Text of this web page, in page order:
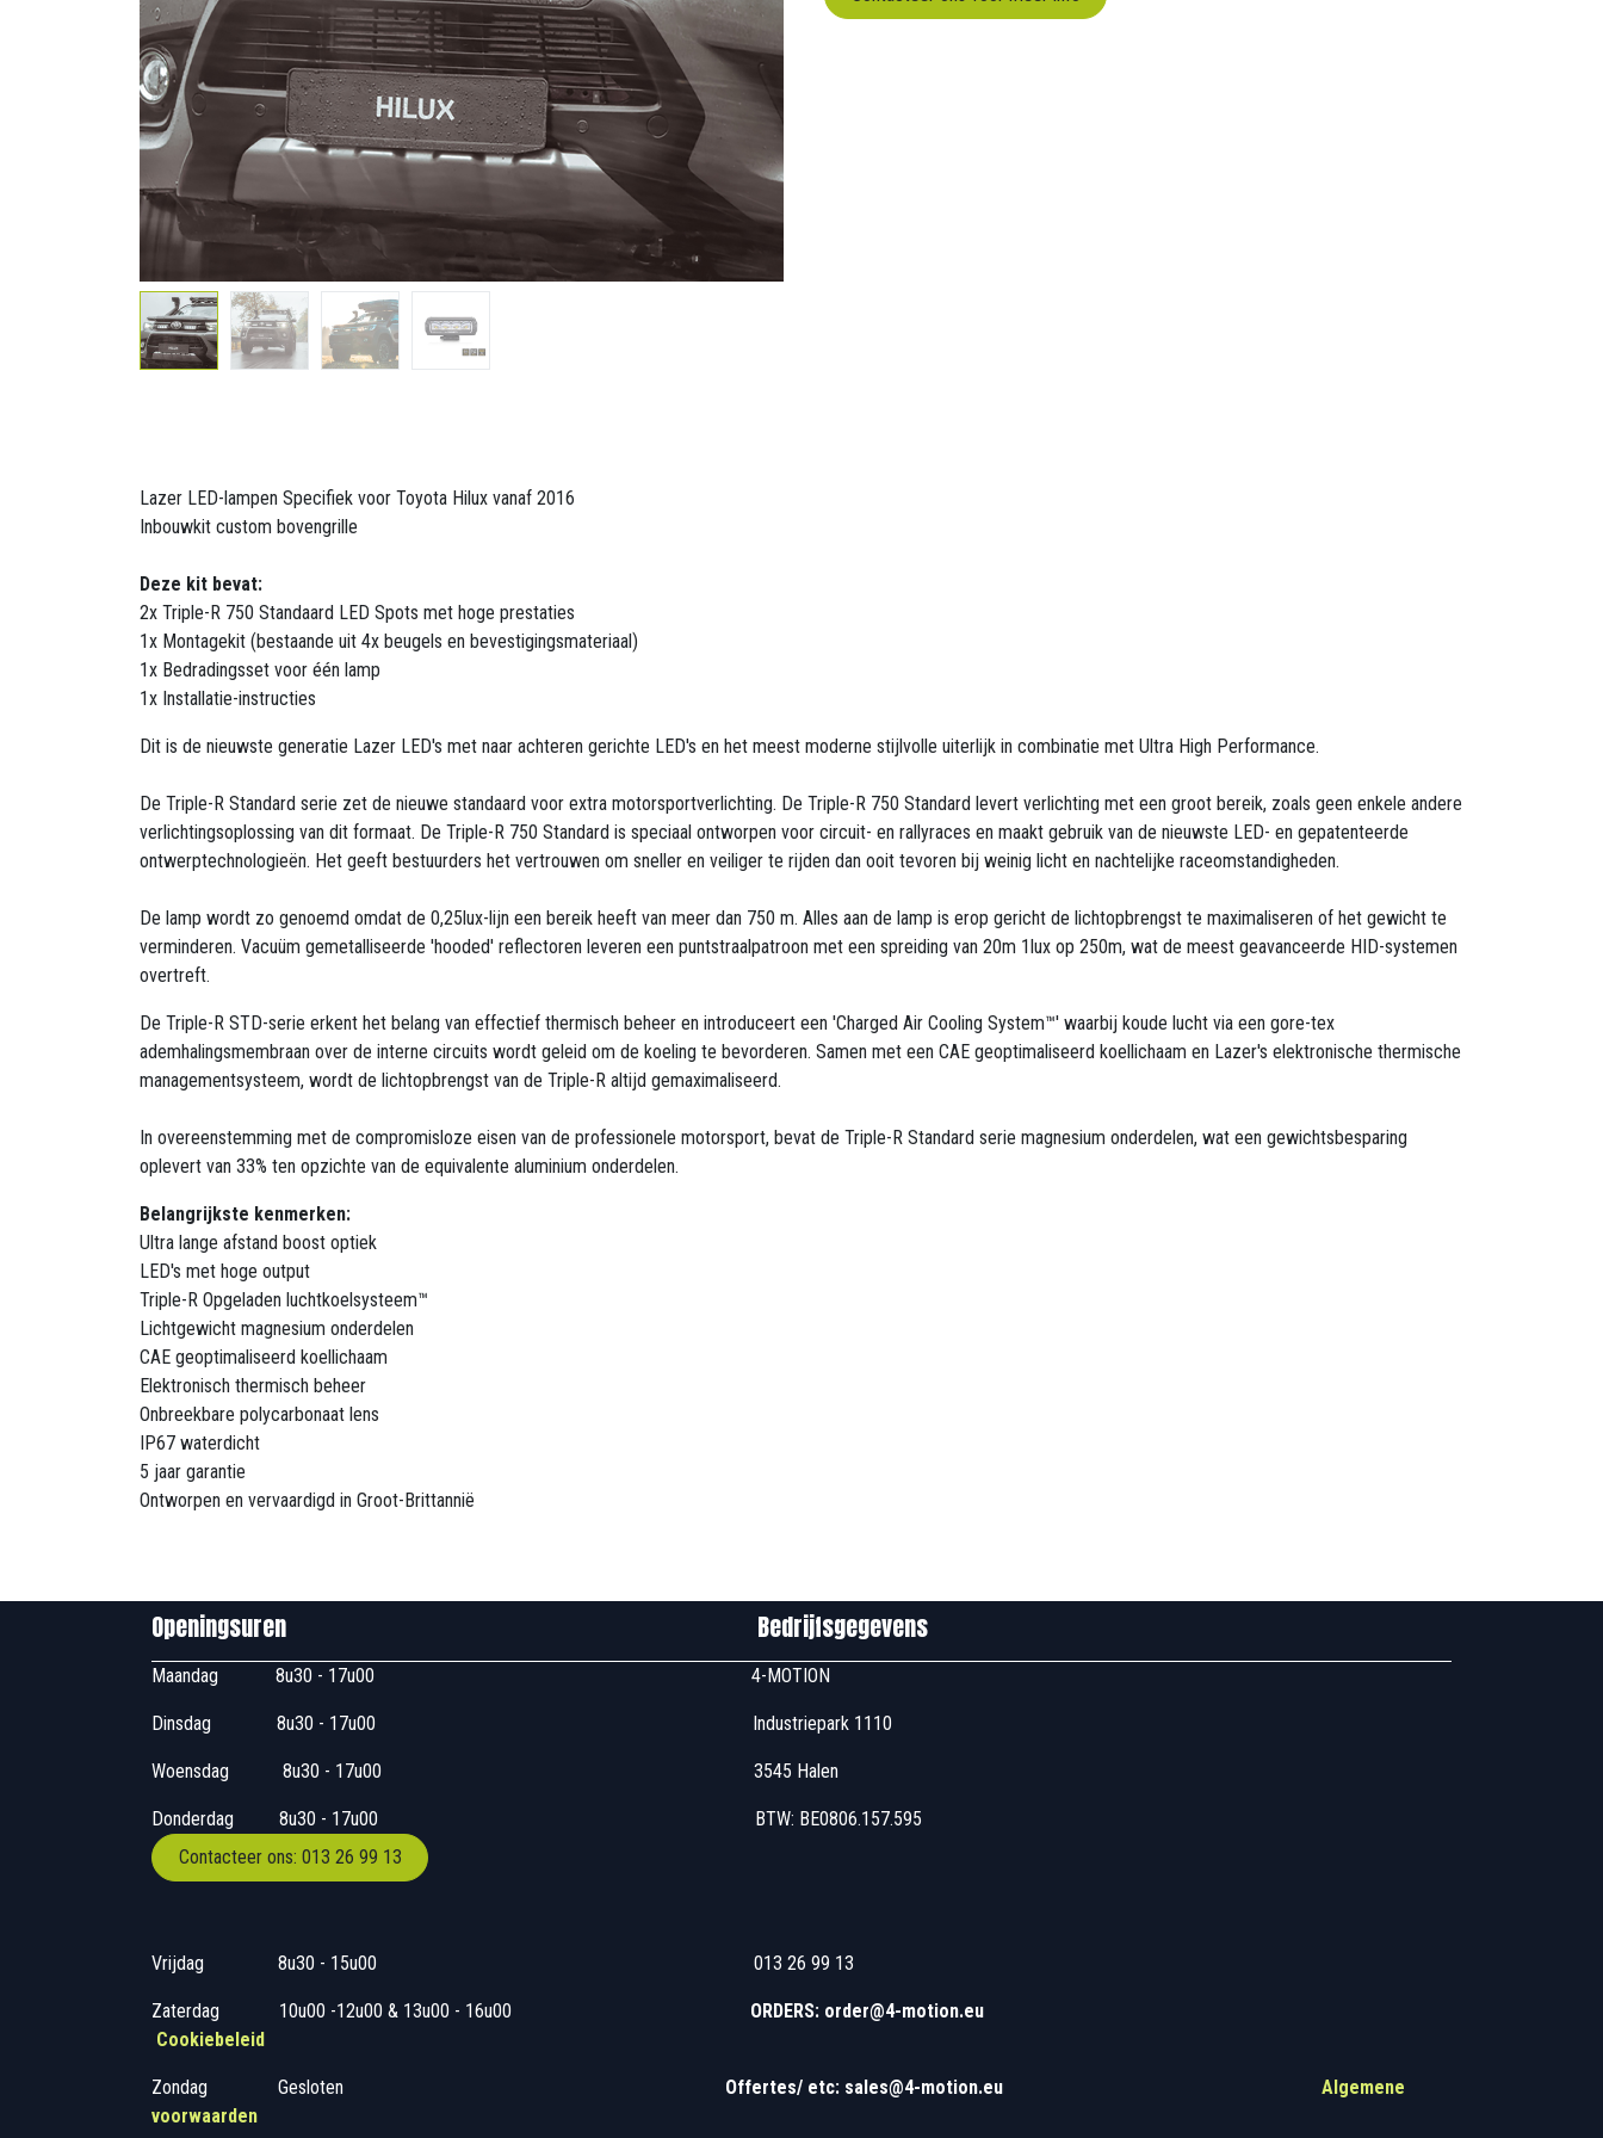
Lazer LED-lampen Specifiek voor Toyota Hilux vanaf 2016
Inbouwkit custom bovengrille
Deze kit bevat:
2x Triple-R 750 Standaard LED Spots met hoge prestaties
1x Montagekit (bestaande uit 4x beugels en bevestigingsmateriaal)
1x Bedradingsset voor één lamp
1x Installatie-instructies
Dit is de nieuwste generatie Lazer LED's met naar achteren gerichte LED's en het meest moderne stijlvolle uiterlijk in combinatie met Ultra High Performance.
De Triple-R Standard serie zet de nieuwe standaard voor extra motorsportverlichting. De Triple-R 750 Standard levert verlichting met een groot bereik, zoals geen enkele andere
verlichtingsoplossing van dit formaat. De Triple-R 750 Standard is speciaal ontworpen voor circuit- en rallyraces en maakt gebruik van de nieuwste LED- en gepatenteerde
ontwerptechnologieën. Het geeft bestuurders het vertrouwen om sneller en veiliger te rijden dan ooit tevoren bij weinig licht en nachtelijke raceomstandigheden.
De lamp wordt zo genoemd omdat de 0,25lux-lijn een bereik heeft van meer dan 750 m. Alles aan de lamp is erop gericht de lichtopbrengst te maximaliseren of het gewicht te
verminderen. Vacuüm gemetalliseerde 'hooded' reflectoren leveren een puntstraalpatroon met een spreiding van 20m 1lux op 250m, wat de meest geavanceerde HID-systemen
overtreft.
De Triple-R STD-serie erkent het belang van effectief thermisch beheer en introduceert een 'Charged Air Cooling System™' waarbij koude lucht via een gore-tex
ademhalingsmembraan over de interne circuits wordt geleid om de koeling te bevorderen. Samen met een CAE geoptimaliseerd koellichaam en Lazer's elektronische thermische
managementsysteem, wordt de lichtopbrengst van de Triple-R altijd gemaximaliseerd.
In overeenstemming met de compromisloze eisen van de professionele motorsport, bevat de Triple-R Standard serie magnesium onderdelen, wat een gewichtsbesparing
oplevert van 33% ten opzichte van de equivalente aluminium onderdelen.
Belangrijkste kenmerken:
Ultra lange afstand boost optiek
LED's met hoge output
Triple-R Opgeladen luchtkoelsysteem™
Lichtgewicht magnesium onderdelen
CAE geoptimaliseerd koellichaam
Elektronisch thermisch beheer
Onbreekbare polycarbonaat lens
IP67 waterdicht
5 jaar garantie
Ontworpen en vervaardigd in Groot-Brittannië
Openingsuren Bedrijfsgegevens
Maandag ​8u30 - 17u00 4-MOTION
Dinsdag ​8u30 - 17u00 Industriepark 1110
Woensdag ​​​ 8u30 - 17u00 3545 Halen
Donderdag
​​8u30 - 17u00 BTW: BE0806.157.595
Contacteer ons: 013 26 99 13
Vrijdag ​8u30 - 15u00 013 26 99 13
Zaterdag ​10u00 -12u00 & 13u00 - 16u00 ORDERS: order@4-motion.eu
Cookiebeleid
Zondag ​​Gesloten Offertes/ etc: sales@4-motion.eu
Algemene
voorwaarden